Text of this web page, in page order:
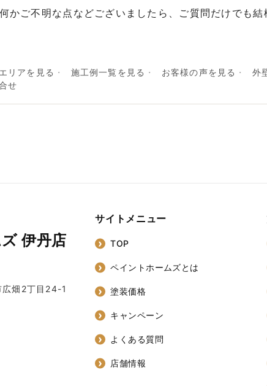
かご不明な点などございましたら、ご質問だけでも
リアを見る 施工例一覧を見る お客様の声を見る 外
せ
伊丹店
広畑2丁目24-1
サイトメニュー
TOP
ペイントホームズとは
塗装価格
キャンペーン
よくある質問
店舗情報